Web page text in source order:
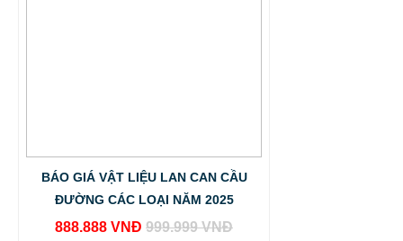
BÁO GIÁ VẬT LIỆU LAN CAN CẦU
ĐƯỜNG CÁC LOẠI NĂM 2025
888.888 VNĐ 999.999 VNĐ